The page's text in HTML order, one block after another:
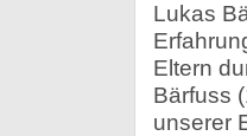
Lukas
Eltern
Bärfuss
unserer